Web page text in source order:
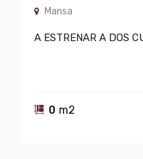
Mansa
A ESTRENAR A DOS
0 m2